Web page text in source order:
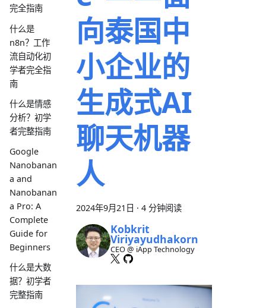
完全指南
什么是
n8n？工作
流自动化初
学者完全指
南
什么是情感
分析？初学
者完整指南
Google
Nanobanan
a and
Nanobanan
a Pro: A
Complete
Guide for
Beginners
什么是大数
据？初学者
完整指南
向泰国中
小企业的
生成式AI
聊天机器
人
2024年9月21日 · 4 分钟阅读
Kobkrit
Viriyayudhakorn
CEO @ iApp Technology